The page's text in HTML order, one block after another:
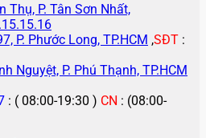
Thụ, P. Tân Sơn Nhất,
P. Phước Long, TP.HCM ,SĐT :
Nguyệt, P. Phú Thạnh, TP.HCM
: ( 08:00-19:30 ) CN : (08:00-